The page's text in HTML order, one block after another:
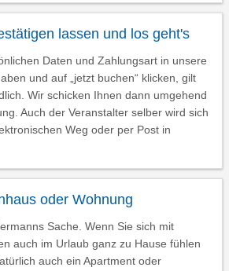
lassen und los geht's
Daten und Zahlungsart in unsere
und auf „jetzt buchen“ klicken, gilt
Wir schicken Ihnen dann umgehend
Auch der Veranstalter selber wird sich
Weg oder per Post in
oder Wohnung
Sache. Wenn Sie sich mit
auch im Urlaub ganz zu Hause fühlen
auch ein Apartment oder